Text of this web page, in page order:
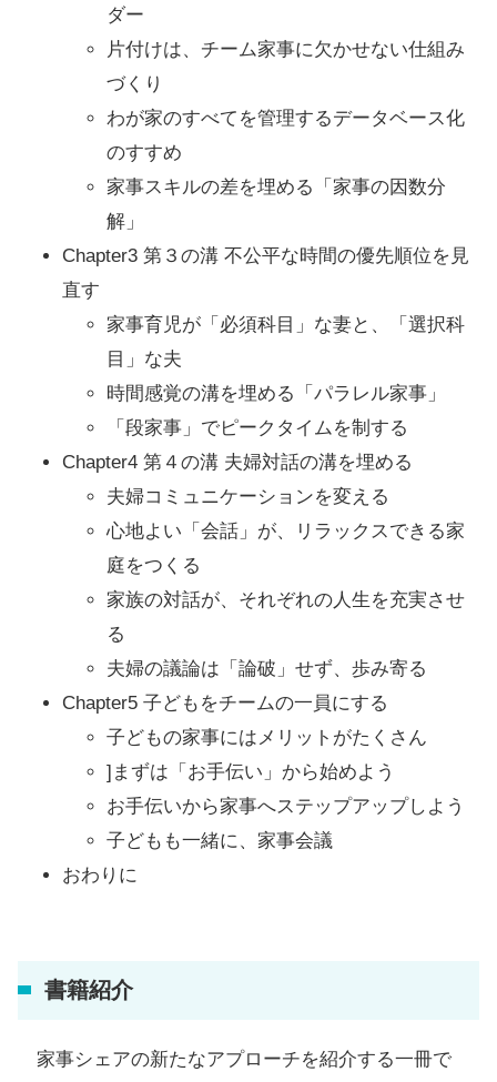
ダー
片付けは、チーム家事に欠かせない仕組み
づくり
わが家のすべてを管理するデータベース化
のすすめ
家事スキルの差を埋める「家事の因数分
解」
Chapter3 第３の溝 不公平な時間の優先順位を見
直す
家事育児が「必須科目」な妻と、「選択科
目」な夫
時間感覚の溝を埋める「パラレル家事」
「段家事」でピークタイムを制する
Chapter4 第４の溝 夫婦対話の溝を埋める
夫婦コミュニケーションを変える
心地よい「会話」が、リラックスできる家
庭をつくる
家族の対話が、それぞれの人生を充実させ
る
夫婦の議論は「論破」せず、歩み寄る
Chapter5 子どもをチームの一員にする
子どもの家事にはメリットがたくさん
]まずは「お手伝い」から始めよう
お手伝いから家事へステップアップしよう
子どもも一緒に、家事会議
おわりに
書籍紹介
家事シェアの新たなアプローチを紹介する一冊で